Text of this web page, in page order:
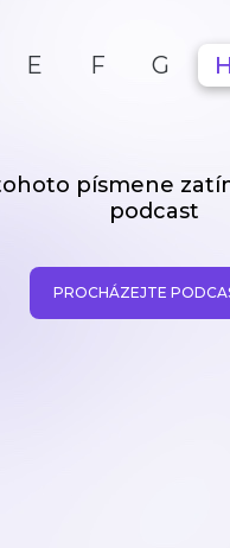
E F G H
písmene
podcast
PROCHÁZEJTE